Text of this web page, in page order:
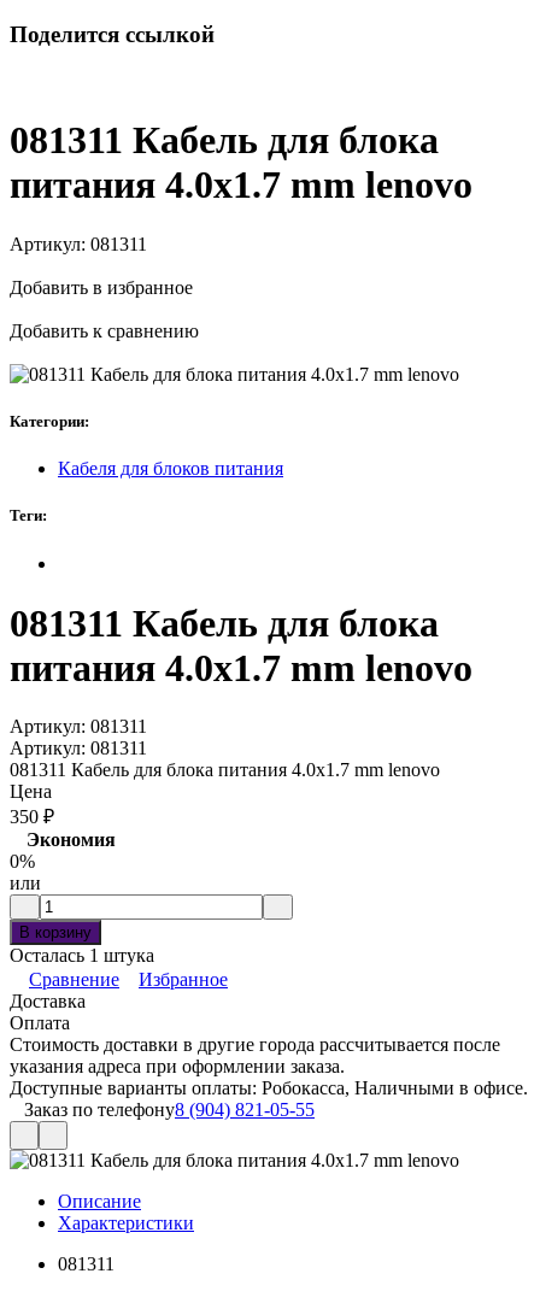
Поделится ссылкой
081311 Кабель для блока
питания 4.0x1.7 mm lenovo
Артикул: 081311
Добавить в избранное
Добавить к сравнению
Категории:
Кабеля для блоков питания
Теги:
081311 Кабель для блока
питания 4.0x1.7 mm lenovo
Артикул: 081311
Артикул: 081311
081311 Кабель для блока питания 4.0x1.7 mm lenovo
Цена
350 ₽
Экономия
0%
или
В корзину
Осталась 1 штука
Сравнение
Избранное
Доставка
Оплата
Стоимость доставки в другие города рассчитывается после
указания адреса при оформлении заказа.
Доступные варианты оплаты: Робокасса, Наличными в офисе.
Заказ по телефону8 (904) 821-05-55
Описание
Характеристики
081311